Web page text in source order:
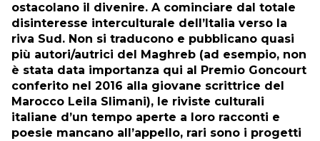
ostacolano il divenire. A cominciare dal totale
disinteresse interculturale dell’Italia verso la
riva Sud. Non si traducono e pubblicano quasi
più autori/autrici del Maghreb (ad esempio, non
è stata data importanza qui al Premio Goncourt
conferito nel 2016 alla giovane scrittrice del
Marocco Leila Slimani), le riviste culturali
italiane d’un tempo aperte a loro racconti e
poesie mancano all’appello, rari sono i progetti